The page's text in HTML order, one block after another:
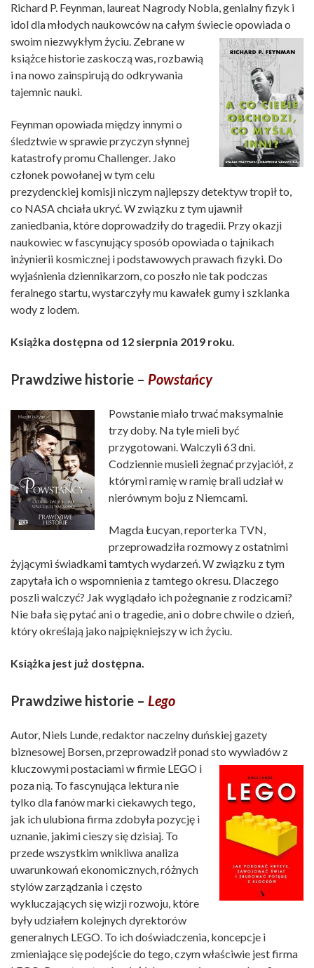
Richard P. Feynman, laureat Nagrody Nobla, genialny fizyk i
idol dla młodych naukowców na całym świecieopowiada o
swoim niezwykłym życiu. Zebrane w
książce historie zaskoczą was, rozbawią
i na nowo zainspirują do odkrywania
tajemnic nauki.
Feynman opowiada między innymi o
śledztwie w sprawie przyczyn słynnej
katastrofy promu Challenger. Jako
członek powołanej w tym celu
prezydenckiej komisji niczym najlepszy detektyw tropił to,
co NASA chciała ukryć. W związku z tym ujawnił
zaniedbania, które doprowadziły do tragedii. Przy okazji
naukowiec w fascynujący sposób opowiada o tajnikach
inżynierii kosmicznej i podstawowych prawach fizyki. Do
wyjaśnienia dziennikarzom, co poszło nie tak podczas
feralnego startu, wystarczyły mu kawałek gumy i szklanka
wody z lodem.
Książka dostępna od 12 sierpnia 2019 roku.
Prawdziwe historie – Powstańcy
Powstanie miało trwać maksymalnie
trzy doby. Na tyle mieli być
przygotowani. Walczyli 63 dni.
Codziennie musieli żegnać przyjaciół, z
którymi ramię w ramię brali udział w
nierównym boju z Niemcami.
Magda Łucyan, reporterka TVN,
przeprowadziła rozmowy z ostatnimi
żyjącymi świadkami tamtych wydarzeń. W związku z tym
zapytała ich o wspomnienia z tamtego okresu. Dlaczego
poszli walczyć? Jak wyglądało ich pożegnanie z rodzicami?
Nie bała się pytać ani o tragedie, ani o dobre chwile o dzień,
który określają jako najpiękniejszy w ich życiu.
Książka jest już dostępna.
Prawdziwe historie – Lego
Autor, Niels Lunde, redaktor naczelny duńskiej gazety
biznesowej Borsen, przeprowadził ponad sto wywiadów z
kluczowymi postaciami w firmie LEGO i
poza nią. To fascynująca lektura nie
tylko dla fanów marki ciekawych tego,
jak ich ulubiona firma zdobyła pozycję i
uznanie, jakimi cieszy się dzisiaj. To
przede wszystkim wnikliwa analiza
uwarunkowań ekonomicznych, różnych
stylów zarządzania i często
wykluczających się wizji rozwoju, które
były udziałem kolejnych dyrektorów
generalnych LEGO. To ich doświadczenia, koncepcje i
zmieniające się podejście do tego, czym właściwie jest firma